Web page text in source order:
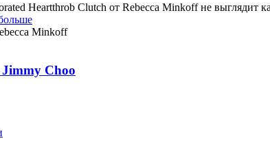
Heartthrob Clutch от Rebecca Minkoff не выглядит
Choo